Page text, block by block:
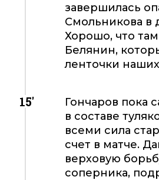
завершилась
Смольникова в
Хорошо, что там
Белянин,
ленточки
15'
Гончаров пока
в составе
всеми сила
счет в матче.
верховую
соперника,